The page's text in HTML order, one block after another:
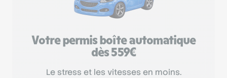
Votre permis boîte automatique
dès 559€
Le stress et les vitesses en moins.